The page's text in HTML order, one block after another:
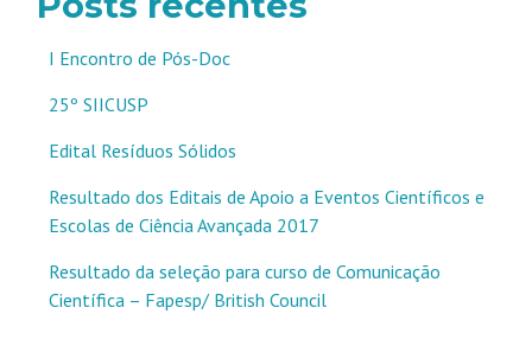
I Encontro de Pós-Doc
25º SIICUSP
Edital Resíduos Sólidos
Resultado dos Editais de Apoio a Eventos Científicos e
Escolas de Ciência Avançada 2017
Resultado da seleção para curso de Comunicação
Científica – Fapesp/ British Council